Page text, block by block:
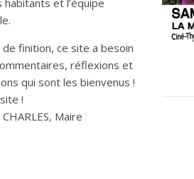
et l’équipe
de finition, ce site a besoin
réflexions et
qui sont les bienvenus !
!
Maire